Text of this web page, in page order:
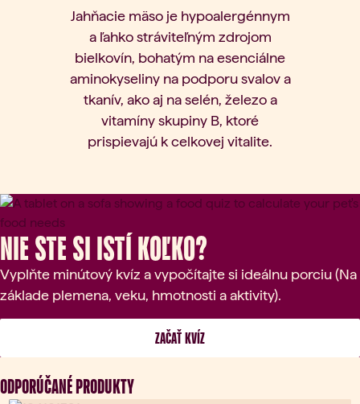
Jahňacie mäso je hypoalergénnym
a ľahko stráviteľným zdrojom
bielkovín, bohatým na esenciálne
aminokyseliny na podporu svalov a
tkanív, ako aj na selén, železo a
vitamíny skupiny B, ktoré
prispievajú k celkovej vitalite.
Nie ste si istí koľko?
Vyplňte minútový kvíz a vypočítajte si ideálnu porciu (Na
základe plemena, veku, hmotnosti a aktivity).
ZAČAŤ KVÍZ
ODPORÚČANÉ PRODUKTY